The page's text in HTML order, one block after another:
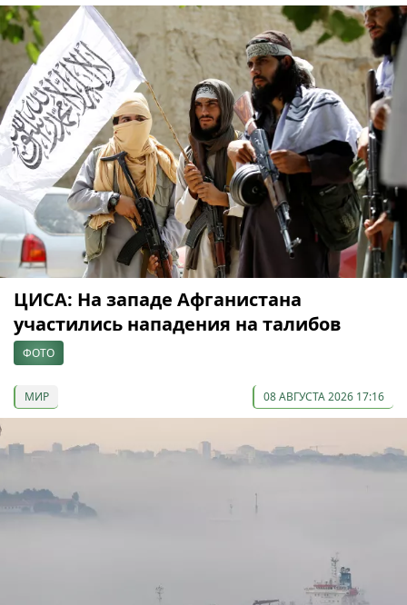
ЦИСА: На западе Афганистана
участились нападения на талибов
ФОТО
МИР 08 АВГУСТА 2026 17:16